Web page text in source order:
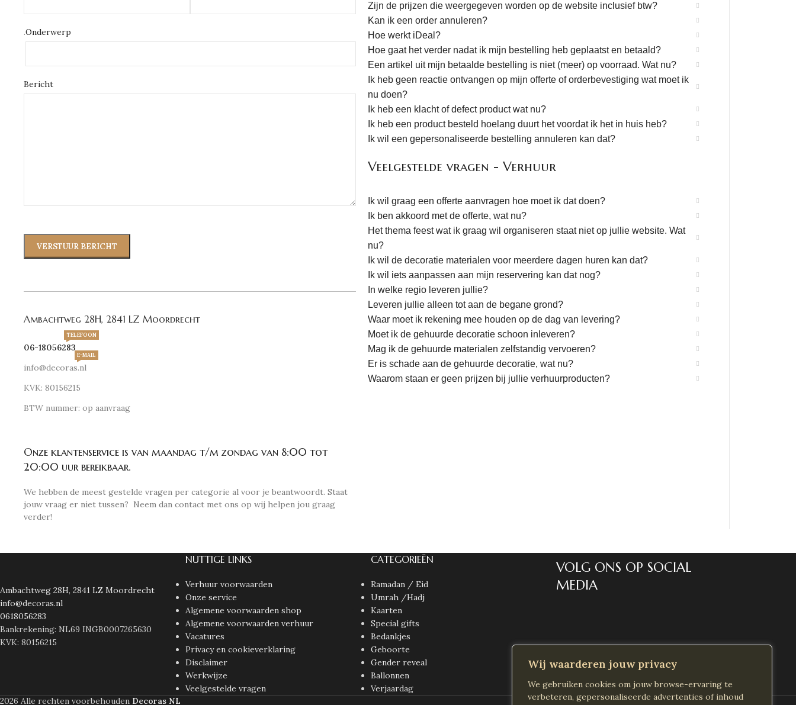
Wij waarderen jouw privacy
We gebruiken cookies om jouw browse-ervaring te
verbeteren, gepersonaliseerde advertenties of inhoud
.Onderwerp
Bericht
Ambachtweg 28H, 2841 LZ Moordrecht
06-18056283
TELEFOON
info@decoras.nl
E-MAIL
KVK: 80156215
BTW nummer: op aanvraag
Onze klantenservice is van maandag t/m zondag van 8:00 tot
20:00 uur bereikbaar.
We hebben de meest gestelde vragen per categorie al voor je beantwoordt. Staat
jouw vraag er niet tussen? Neem dan contact met ons op wij helpen jou graag
verder!
Zijn de prijzen die weergegeven worden op de website inclusief btw?
Kan ik een order annuleren?
Hoe werkt iDeal?
Hoe gaat het verder nadat ik mijn bestelling heb geplaatst en betaald?
Een artikel uit mijn betaalde bestelling is niet (meer) op voorraad. Wat nu?
Ik heb geen reactie ontvangen op mijn offerte of orderbevestiging wat moet ik
nu doen?
Ik heb een klacht of defect product wat nu?
Ik heb een product besteld hoelang duurt het voordat ik het in huis heb?
Ik wil een gepersonaliseerde bestelling annuleren kan dat?
Veelgestelde vragen - Verhuur
Ik wil graag een offerte aanvragen hoe moet ik dat doen?
Ik ben akkoord met de offerte, wat nu?
Het thema feest wat ik graag wil organiseren staat niet op jullie website. Wat
nu?
Ik wil de decoratie materialen voor meerdere dagen huren kan dat?
Ik wil iets aanpassen aan mijn reservering kan dat nog?
In welke regio leveren jullie?
Leveren jullie alleen tot aan de begane grond?
Waar moet ik rekening mee houden op de dag van levering?
Moet ik de gehuurde decoratie schoon inleveren?
Mag ik de gehuurde materialen zelfstandig vervoeren?
Er is schade aan de gehuurde decoratie, wat nu?
Waarom staan er geen prijzen bij jullie verhuurproducten?
Ambachtweg 28H, 2841 LZ Moordrecht
info@decoras.nl
0618056283
Bankrekening: NL69 INGB0007265630
KVK: 80156215
NUTTIGE LINKS
Verhuur voorwaarden
Onze service
Algemene voorwaarden shop
Algemene voorwaarden verhuur
Vacatures
Privacy en cookieverklaring
Disclaimer
Werkwijze
Veelgestelde vragen
CATEGORIEËN
Ramadan / Eid
Umrah /Hadj
Kaarten
Special gifts
Bedankjes
Geboorte
Gender reveal
Ballonnen
Verjaardag
VOLG ONS OP SOCIAL
MEDIA
2026 Alle rechten voorbehouden Decoras NL